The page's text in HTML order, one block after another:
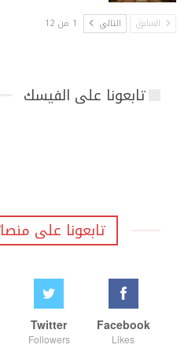
السابق التالي 1 من 12
تابعونا على الفيسك
تابعونا على
Facebook
Likes
Twitter
Followers